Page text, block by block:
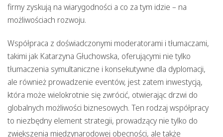
firmy zyskują na wiarygodności a co za tym idzie – na
możliwościach rozwoju.
Współpraca z doświadczonymi moderatorami i tłumaczami,
takimi jak Katarzyna Głuchowska, oferującymi nie tylko
tłumaczenia symultaniczne i konsekutywne dla dyplomacji,
ale również prowadzenie eventów, jest zatem inwestycją,
która może wielokrotnie się zwrócić, otwierając drzwi do
globalnych możliwości biznesowych. Ten rodzaj współpracy
to niezbędny element strategii, prowadzący nie tylko do
zwiększenia międzynarodowej obecności, ale także